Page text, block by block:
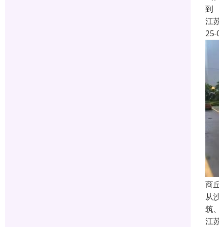
到
江
25-
商
从
筑
江